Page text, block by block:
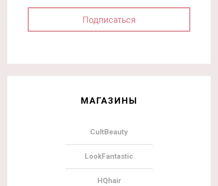
МАГАЗИНЫ
CultBeauty
LookFantastic
HQhair